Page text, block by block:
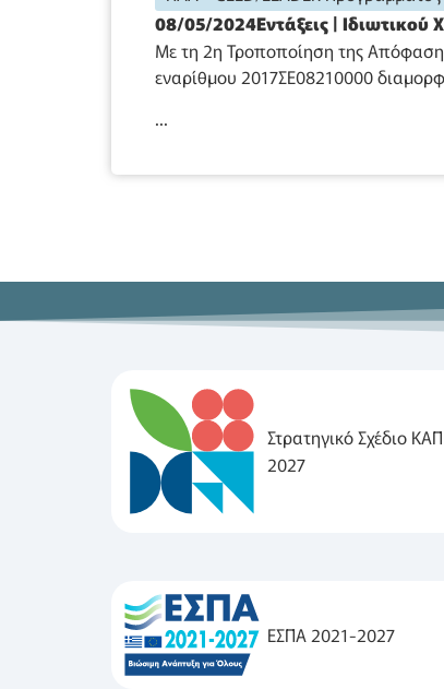
08/05/2024Εντάξεις | Ιδιωτικού
Με τη 2η Τροποποίηση της
εναρίθμου 2017ΣΕ08210000
...
Στρατηγικό Σχέδιο
2027
ΕΣΠΑ 2021-2027